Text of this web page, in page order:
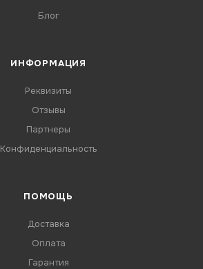
Блог
ИНФОРМАЦИЯ
Реквизиты
Отзывы
Партнеры
Конфиденциальность
ПОМОЩЬ
Доставка
Оплата
Гарантия